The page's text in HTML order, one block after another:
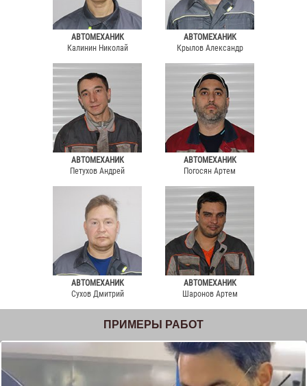
АВТОМЕХАНИК
Калинин Николай
АВТОМЕХАНИК
Крылов Александр
АВТОМЕХАНИК
Петухов Андрей
АВТОМЕХАНИК
Погосян Артем
АВТОМЕХАНИК
Сухов Дмитрий
АВТОМЕХАНИК
Шаронов Артем
ПРИМЕРЫ РАБОТ